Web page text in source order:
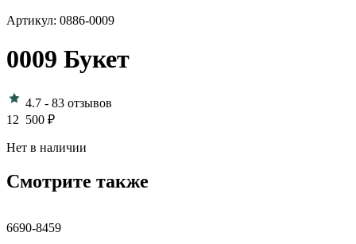
Артикул: 0886-0009
0009 Букет
4.7 - 83 отзывов
12 500 ₽
Нет в наличии
Смотрите также
6690-8459